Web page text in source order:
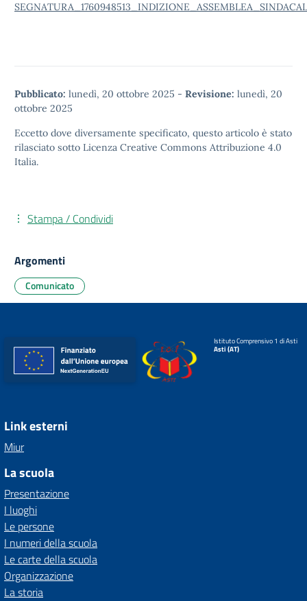
Pubblicato: lunedì, 20 ottobre 2025 - Revisione: lunedì, 20
ottobre 2025
Eccetto dove diversamente specificato, questo articolo è stato
rilasciato sotto Licenza Creative Commons Attribuzione 4.0
Italia.
Stampa / Condividi
Argomenti
Comunicato
Istituto Comprensivo 1 di Asti
Asti (AT)
Link esterni
Miur
La scuola
Presentazione
I luoghi
Le persone
I numeri della scuola
Le carte della scuola
Organizzazione
La storia